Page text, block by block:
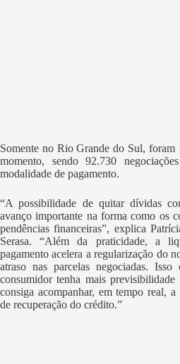
Somente no Rio Grande do Sul, foram
momento, sendo 92.730
modalidade de pagamento.
“A possibilidade de quitar dívidas
avanço importante na forma como os
pendências financeiras”, explica
Serasa. “Além da praticidade, a
pagamento acelera a regularização do
atraso nas parcelas negociadas.
consumidor tenha mais previsibilidade
consiga acompanhar, em tempo real,
de recuperação do crédito.”